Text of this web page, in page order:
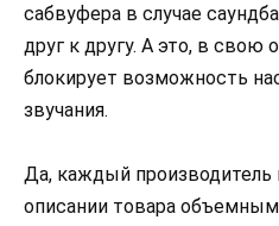
сабвуфера в случае
друг к другу. А это, в свою
блокирует возможность
звучания.
Да, каждый производитель
описании товара